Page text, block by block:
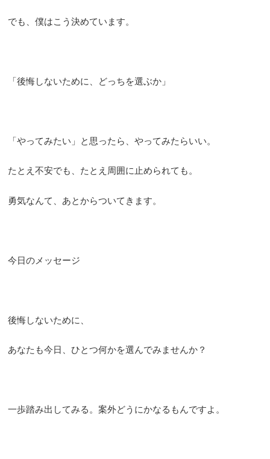
でも、僕はこう決めています。
「後悔しないために、どっちを選ぶか」
「やってみたい」と思ったら、やってみたらいい。
たとえ不安でも、たとえ周囲に止められても。
勇気なんて、あとからついてきます。
今日のメッセージ
後悔しないために、
あなたも今日、ひとつ何かを選んでみませんか？
一歩踏み出してみる。案外どうにかなるもんですよ。